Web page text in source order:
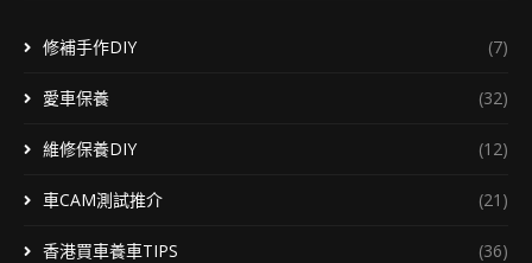
修補手作DIY (7)
愛車保養 (32)
維修保養DIY (12)
車CAM測試推介 (21)
香港買車養車TIPS (36)